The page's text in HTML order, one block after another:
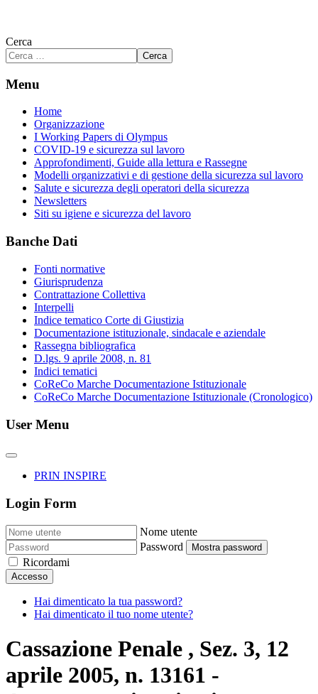
Cerca
Cerca
Menu
Home
Organizzazione
I Working Papers di Olympus
COVID-19 e sicurezza sul lavoro
Approfondimenti, Guide alla lettura e Rassegne
Modelli organizzativi e di gestione della sicurezza sul lavoro
Salute e sicurezza degli operatori della sicurezza
Newsletters
Siti su igiene e sicurezza del lavoro
Banche Dati
Fonti normative
Giurisprudenza
Contrattazione Collettiva
Interpelli
Indice tematico Corte di Giustizia
Documentazione istituzionale, sindacale e aziendale
Rassegna bibliografica
D.lgs. 9 aprile 2008, n. 81
Indici tematici
CoReCo Marche Documentazione Istituzionale
CoReCo Marche Documentazione Istituzionale (Cronologico)
User Menu
PRIN INSPIRE
Login Form
Nome utente
Password
Mostra password
Ricordami
Accesso
Hai dimenticato la tua password?
Hai dimenticato il tuo nome utente?
Cassazione Penale , Sez. 3, 12
aprile 2005, n. 13161 -